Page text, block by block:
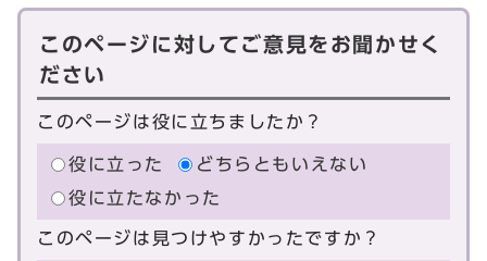
このページに対してご意見をお聞かせく
ださい
このページは役に立ちましたか？
役に立った
どちらともいえない
役に立たなかった
このページは見つけやすかったですか？